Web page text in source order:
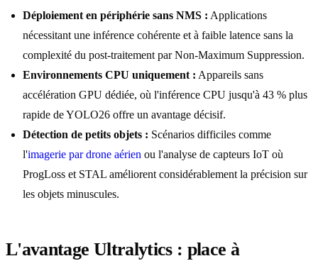
Déploiement en périphérie sans NMS : Applications
nécessitant une inférence cohérente et à faible latence sans la
complexité du post-traitement par Non-Maximum Suppression.
Environnements CPU uniquement : Appareils sans
accélération GPU dédiée, où l'inférence CPU jusqu'à 43 % plus
rapide de YOLO26 offre un avantage décisif.
Détection de petits objets : Scénarios difficiles comme
l'imagerie par drone aérien ou l'analyse de capteurs IoT où
ProgLoss et STAL améliorent considérablement la précision sur
les objets minuscules.
L'avantage Ultralytics : place à